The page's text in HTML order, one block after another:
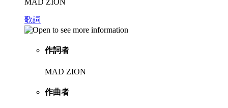
MAD ZION
歌詞
作詞者
MAD ZION
作曲者